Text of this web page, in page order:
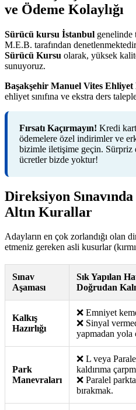
ve Ödeme Kolaylığı
Sürücü kursu İstanbul genelinde
M.E.B. tarafından
Sürücü Kursu olarak, yüksek
sunuyoruz.
Başakşehir Manuel Vites
ehliyet sınıfına ve ekstra ders
Fırsatı Kaçırmayın! Kredi
ödemelere özel indirimler ve
bizimle iletişime geçin. Sürpriz
ücretler bizde yoktur!
Direksiyon
Altın Kurallar
Adayların en çok zorlandığı olan
etmeniz gereken asli kusurlar
Sınav
Aşaması
Sık Yapılan
Doğrudan
Kalkış
Hazırlığı
❌ Emniyet
❌ Sinyal
yapmadan yola
Park
Manevraları
❌ L veya
kaldırıma
❌ Paralel
bırakmak.